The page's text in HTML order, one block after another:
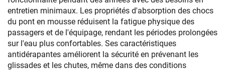
entretien minimaux. Les propriétés d'absorption des chocs
du pont en mousse réduisent la fatigue physique des
passagers et de l'équipage, rendant les périodes prolongées
sur l'eau plus confortables. Ses caractéristiques
antidérapantes améliorent la sécurité en prévenant les
glissades et les chutes, même dans des conditions